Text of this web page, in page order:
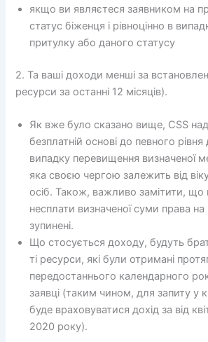
якщо ви являєтеся заявником на
статус біженця і рівноцінно в
притулку або даного статусу
2. Та ваші доходи менші за
ресурси за останні 12 місяців).
Як вже було сказано вище, CSS
безплатній основі до певного
випадку перевищення визначеної
яка своєю чергою залежить від
осіб. Також, важливо замітити, що
несплати визначеної суми права
зупинені.
Що стосується доходу, будуть
ті ресурси, які були отримані
передостаннього календарного
заявці (таким чином, для запиту у
буде враховуватися дохід за від
2020 року).